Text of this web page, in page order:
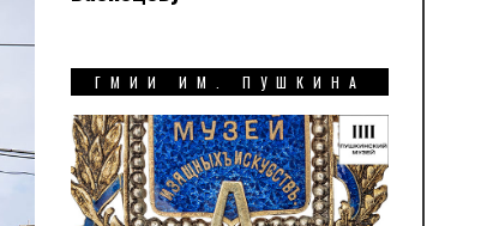
ГМИИ ИМ. ПУШКИНА